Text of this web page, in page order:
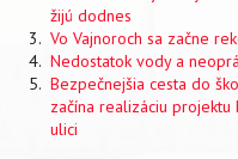
žijú dodnes
Vo Vajnoroch sa začne
Nedostatok vody a
Bezpečnejšia cesta do
začína realizáciu
ulici